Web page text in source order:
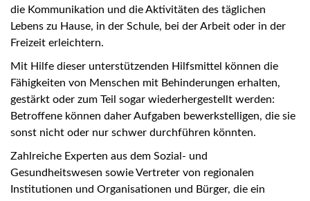
die Kommunikation und die Aktivitäten des täglichen
Lebens zu Hause, in der Schule, bei der Arbeit oder in der
Freizeit erleichtern.
Mit Hilfe dieser unterstützenden Hilfsmittel können die
Fähigkeiten von Menschen mit Behinderungen erhalten,
gestärkt oder zum Teil sogar wiederhergestellt werden:
Betroffene können daher Aufgaben bewerkstelligen, die sie
sonst nicht oder nur schwer durchführen könnten.
Zahlreiche Experten aus dem Sozial- und
Gesundheitswesen sowie Vertreter von regionalen
Institutionen und Organisationen und Bürger, die ein